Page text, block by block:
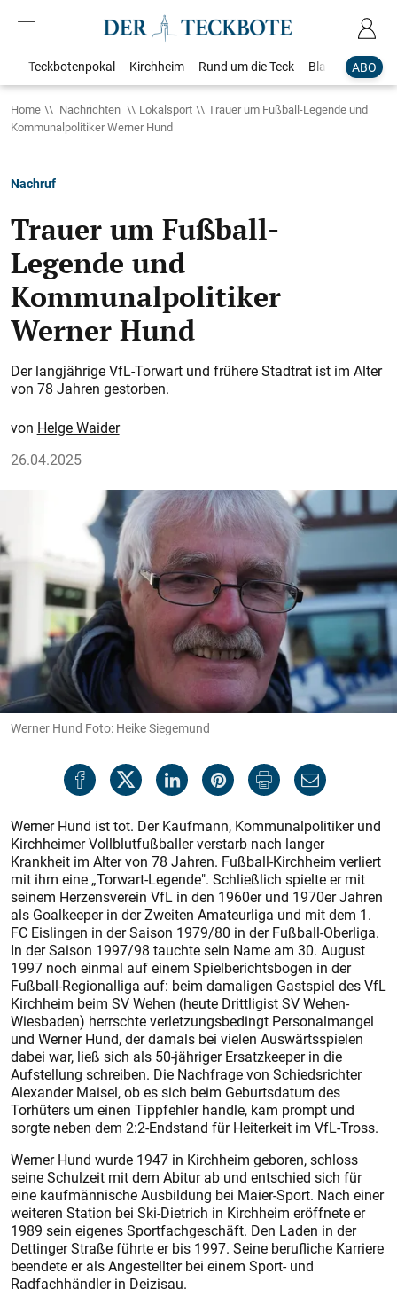
ABO
Teckbotenpokal Kirchheim Rund um die Teck Blaulicht
Home Nachrichten Lokalsport
Trauer um Fußball-Legende und
Kommunalpolitiker Werner Hund
Nachruf
Trauer um Fußball-
Legende und
Kommunalpolitiker
Werner Hund
Der langjährige VfL-Torwart und frühere Stadtrat ist im Alter
von 78 Jahren gestorben.
Helge Waider
26.04.2025
Werner Hund Foto: Heike Siegemund
Werner Hund ist tot. Der Kaufmann, Kommunalpolitiker und
Kirchheimer Vollblutfußballer verstarb nach langer
Krankheit im Alter von 78 Jahren. Fußball-Kirchheim verliert
mit ihm eine „Torwart-Legende". Schließlich spielte er mit
seinem Herzensverein VfL in den 1960er und 1970er Jahren
als Goalkeeper in der Zweiten Amateurliga und mit dem 1.
FC Eislingen in der Saison 1979/80 in der Fußball-Oberliga.
In der Saison 1997/98 tauchte sein Name am 30. August
1997 noch einmal auf einem Spielberichtsbogen in der
Fußball-Regionalliga auf: beim damaligen Gastspiel des VfL
Kirchheim beim SV Wehen (heute Drittligist SV Wehen-
Wiesbaden) herrschte verletzungsbedingt Personalmangel
und Werner Hund, der damals bei vielen Auswärtsspielen
dabei war, ließ sich als 50-jähriger Ersatzkeeper in die
Aufstellung schreiben. Die Nachfrage von Schiedsrichter
Alexander Maisel, ob es sich beim Geburtsdatum des
Torhüters um einen Tippfehler handle, kam prompt und
sorgte neben dem 2:2-Endstand für Heiterkeit im VfL-Tross.
Werner Hund wurde 1947 in Kirchheim geboren, schloss
seine Schulzeit mit dem Abitur ab und entschied sich für
eine kaufmännische Ausbildung bei Maier-Sport. Nach einer
weiteren Station bei Ski-Dietrich in Kirchheim eröffnete er
1989 sein eigenes Sportfachgeschäft. Den Laden in der
Dettinger Straße führte er bis 1997. Seine berufliche Karriere
beendete er als Angestellter bei einem Sport- und
Radfachhändler in Deizisau.